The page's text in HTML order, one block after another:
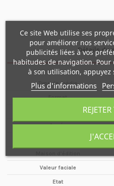
Détails du
Type de média
Format
Année
Valeur faciale
Etat
Ce site Web utilise ses
pour améliorer nos
publicités liées à vos
habitudes de navigation.
à son utilisation, appuyez
Plus d'informations